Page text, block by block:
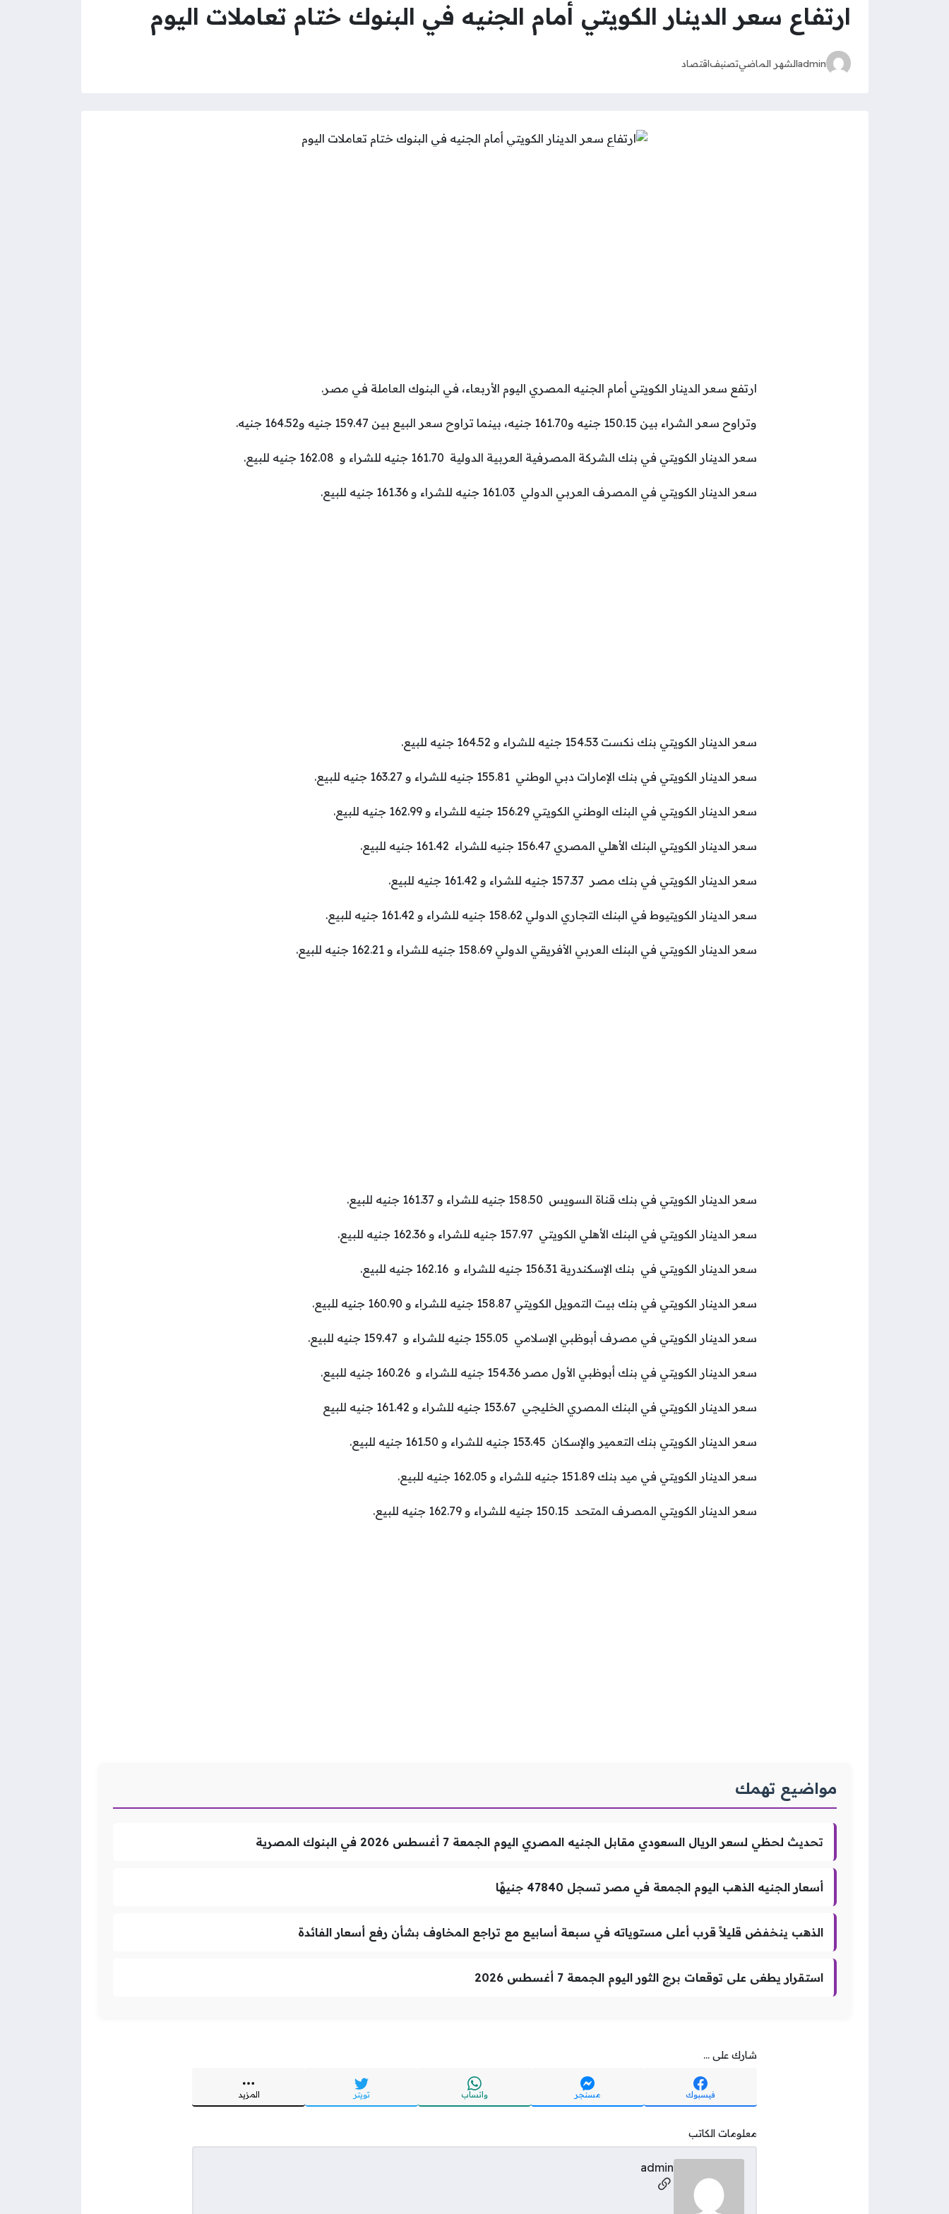
ارتفاع سعر الدينار الكويتي أمام الجنيه في البنوك ختام تعاملات اليوم
adminالشهر الماضيتصنيفاقتصاد
ارتفع سعر الدينار الكويتي أمام الجنيه المصري اليوم الأربعاء، في البنوك العاملة في مصر.
وتراوح سعر الشراء بين 150.15 جنيه و161.70 جنيه، بينما تراوح سعر البيع بين 159.47 جنيه و164.52 جنيه.
سعر الدينار الكويتي في بنك الشركة المصرفية العربية الدولية 161.70 جنيه للشراء و 162.08 جنيه للبيع.
سعر الدينار الكويتي في المصرف العربي الدولي 161.03 جنيه للشراء و 161.36 جنيه للبيع.
سعر الدينار الكويتي بنك نكست 154.53 جنيه للشراء و 164.52 جنيه للبيع.
سعر الدينار الكويتي في بنك الإمارات دبي الوطني 155.81 جنيه للشراء و 163.27 جنيه للبيع.
سعر الدينار الكويتي في البنك الوطني الكويتي 156.29 جنيه للشراء و 162.99 جنيه للبيع.
سعر الدينار الكويتي البنك الأهلي المصري 156.47 جنيه للشراء 161.42 جنيه للبيع.
سعر الدينار الكويتي في بنك مصر 157.37 جنيه للشراء و 161.42 جنيه للبيع.
سعر الدينار الكويتيوط في البنك التجاري الدولي 158.62 جنيه للشراء و 161.42 جنيه للبيع.
سعر الدينار الكويتي في البنك العربي الأفريقي الدولي 158.69 جنيه للشراء و 162.21 جنيه للبيع.
سعر الدينار الكويتي في بنك قناة السويس 158.50 جنيه للشراء و 161.37 جنيه للبيع.
سعر الدينار الكويتي في البنك الأهلي الكويتي 157.97 جنيه للشراء و 162.36 جنيه للبيع.
سعر الدينار الكويتي في بنك الإسكندرية 156.31 جنيه للشراء و 162.16 جنيه للبيع.
سعر الدينار الكويتي في بنك بيت التمويل الكويتي 158.87 جنيه للشراء و 160.90 جنيه للبيع.
سعر الدينار الكويتي في مصرف أبوظبي الإسلامي 155.05 جنيه للشراء و 159.47 جنيه للبيع.
سعر الدينار الكويتي في بنك أبوظبي الأول مصر 154.36 جنيه للشراء و 160.26 جنيه للبيع.
سعر الدينار الكويتي في البنك المصري الخليجي 153.67 جنيه للشراء و 161.42 جنيه للبيع
سعر الدينار الكويتي بنك التعمير والإسكان 153.45 جنيه للشراء و 161.50 جنيه للبيع.
سعر الدينار الكويتي في ميد بنك 151.89 جنيه للشراء و 162.05 جنيه للبيع.
سعر الدينار الكويتي المصرف المتحد 150.15 جنيه للشراء و 162.79 جنيه للبيع.
مواضيع تهمك
تحديث لحظي لسعر الريال السعودي مقابل الجنيه المصري اليوم الجمعة 7 أغسطس 2026 في البنوك المصرية
أسعار الجنيه الذهب اليوم الجمعة في مصر تسجل 47840 جنيهًا
الذهب ينخفض قليلاً قرب أعلى مستوياته في سبعة أسابيع مع تراجع المخاوف بشأن رفع أسعار الفائدة
استقرار يطغى على توقعات برج الثور اليوم الجمعة 7 أغسطس 2026
شارك على ...
فيسبوك مسنجر واتساب تويتر المزيد
معلومات الكاتب
admin
مواقع التواصل